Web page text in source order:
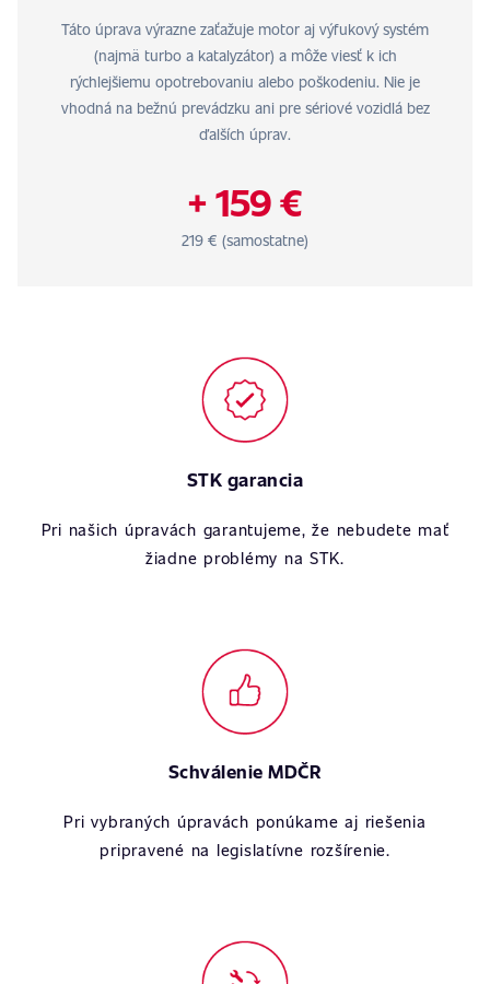
Táto úprava výrazne zaťažuje motor aj výfukový systém
(najmä turbo a katalyzátor) a môže viesť k ich
rýchlejšiemu opotrebovaniu alebo poškodeniu. Nie je
vhodná na bežnú prevádzku ani pre sériové vozidlá bez
ďalších úprav.
+ 159 €
219 € (samostatne)
STK garancia
Pri našich úpravách garantujeme, že nebudete mať
žiadne problémy na STK.
Schválenie MDČR
Pri vybraných úpravách ponúkame aj riešenia
pripravené na legislatívne rozšírenie.